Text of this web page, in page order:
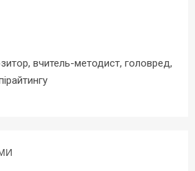
вчитель-методист, головред,